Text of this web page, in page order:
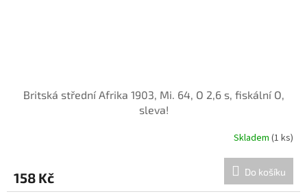
Britská střední Afrika 1903, Mi. 64, O 2,6 s, fiskální O,
sleva!
Skladem (1 ks)
158 Kč Do košíku